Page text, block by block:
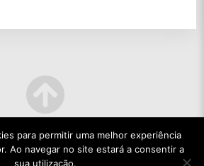
para permitir uma melhor experiência
Ao navegar no site estará a consentir a
sua utilização.